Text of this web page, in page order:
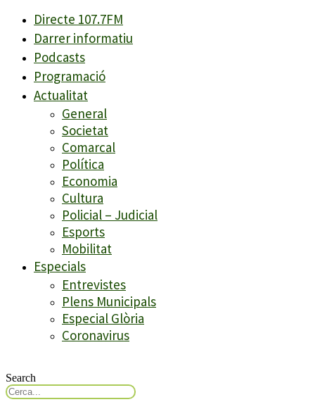
Directe 107.7FM
Darrer informatiu
Podcasts
Programació
Actualitat
General
Societat
Comarcal
Política
Economia
Cultura
Policial – Judicial
Esports
Mobilitat
Especials
Entrevistes
Plens Municipals
Especial Glòria
Coronavirus
Search